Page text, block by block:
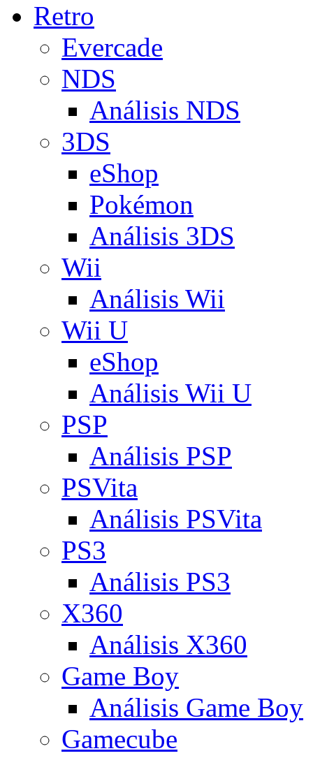
Retro
Evercade
NDS
Análisis NDS
3DS
eShop
Pokémon
Análisis 3DS
Wii
Análisis Wii
Wii U
eShop
Análisis Wii U
PSP
Análisis PSP
PSVita
Análisis PSVita
PS3
Análisis PS3
X360
Análisis X360
Game Boy
Análisis Game Boy
Gamecube